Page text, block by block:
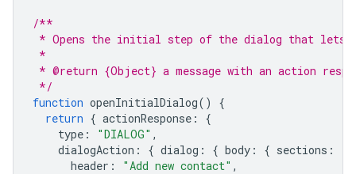
/**
* Opens the initial step of the dialog that lets
*
* @return {Object} a message with an action
*/
function openInitialDialog()
{
return { actionResponse :
{
type : "DIALOG" ,
dialogAction : { dialog : { body : { sections :
header : "Add new contact" ,